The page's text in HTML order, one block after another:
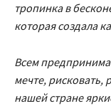
тропинка в
которая создала
Всем
мечте, рисковать,
нашей стране